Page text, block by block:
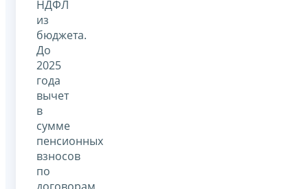
НДФЛ
из
бюджета.
До
2025
года
вычет
в
сумме
пенсионных
взносов
по